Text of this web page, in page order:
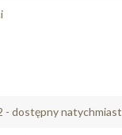
- dostępny natychmiast